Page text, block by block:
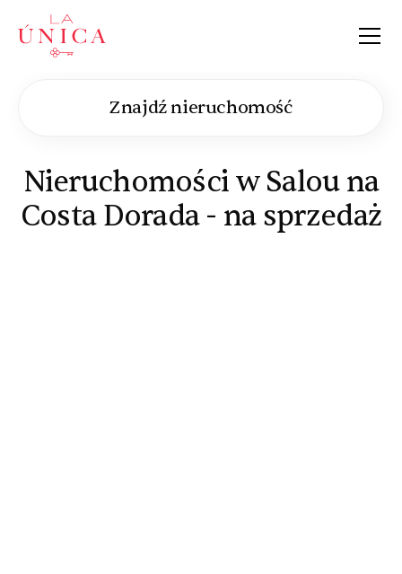
La Única
Znajdź nieruchomość
Nieruchomości w Salou na
Costa Dorada - na sprzedaż